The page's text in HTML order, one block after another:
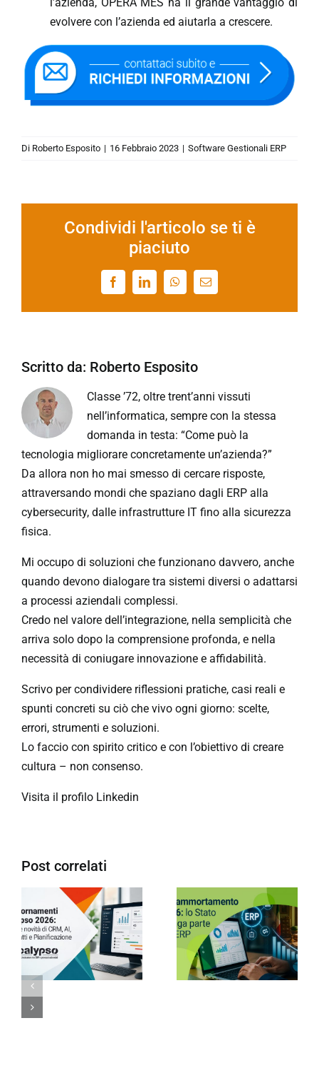
evolvere con l’azienda ed aiutarla a crescere.
Di Roberto Esposito | 16 Febbraio 2023 | Software Gestionali ERP
Condividi l'articolo se ti è
piaciuto
FacebookLinkedInWhatsApp
Email
Scritto da: Roberto Esposito
Classe ’72, oltre trent’anni vissuti
nell’informatica, sempre con la stessa
domanda in testa: “Come può la
tecnologia migliorare concretamente un’azienda?”
Da allora non ho mai smesso di cercare risposte,
attraversando mondi che spaziano dagli ERP alla
cybersecurity, dalle infrastrutture IT fino alla sicurezza
fisica.
Mi occupo di soluzioni che funzionano davvero, anche
quando devono dialogare tra sistemi diversi o adattarsi
a processi aziendali complessi.
Credo nel valore dell’integrazione, nella semplicità che
arriva solo dopo la comprensione profonda, e nella
necessità di coniugare innovazione e affidabilità.
Scrivo per condividere riflessioni pratiche, casi reali e
spunti concreti su ciò che vivo ogni giorno: scelte,
errori, strumenti e soluzioni.
Lo faccio con spirito critico e con l’obiettivo di creare
cultura – non consenso.
Visita il profilo Linkedin
Post correlati